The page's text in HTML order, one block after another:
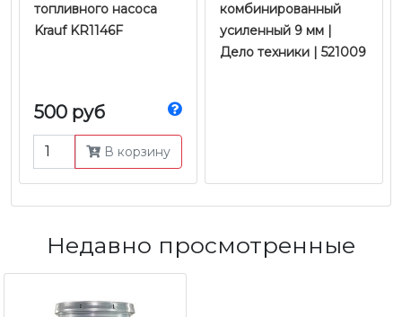
топливного насоса
Krauf KR1146F
500 руб
В корзину
комбинированный
усиленный 9 мм |
Дело техники | 521009
Недавно просмотренные